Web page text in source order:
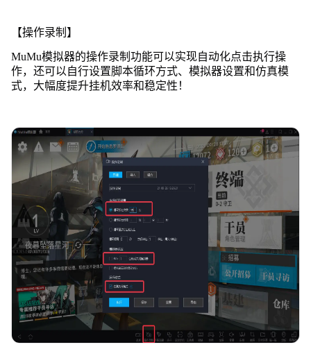
【操作录制】
MuMu模拟器的操作录制功能可以实现自动化点击执行操
作，还可以自行设置脚本循环方式、模拟器设置和仿真模
式，大幅度提升挂机效率和稳定性！